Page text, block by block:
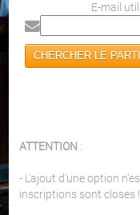
E-mail
CHERCHER LE
ATTENTION :
- L'ajout d'une option
inscriptions sont closes !